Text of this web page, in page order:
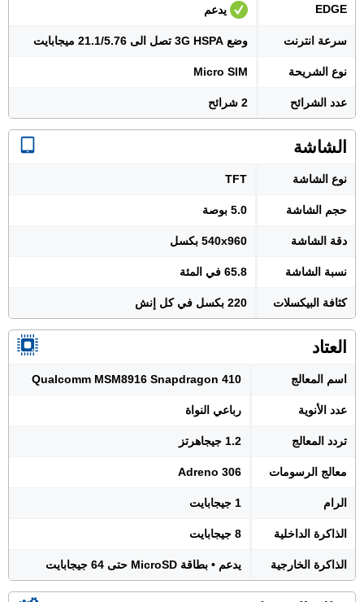
EDGE يدعم
سرعة انترنت وضع 3G HSPA تصل الى 21.1/5.76 ميجابايت
نوع الشريحة Micro SIM
عدد الشرائح 2 شرائح
الشاشة
نوع الشاشة TFT
حجم الشاشة 5.0 بوصة
دقة الشاشة 540x960 بكسل
نسبة الشاشة 65.8 في المئة
كثافة البيكسلات 220 بكسل في كل إنش
العتاد
اسم المعالج Qualcomm MSM8916 Snapdragon 410
عدد الأنوية رباعي النواة
تردد المعالج 1.2 جيجاهرتز
معالج الرسومات Adreno 306
الرام 1 جيجابايت
الذاكرة الداخلية 8 جيجابايت
الذاكرة الخارجية يدعم • بطاقة MicroSD حتى 64 جيجابايت